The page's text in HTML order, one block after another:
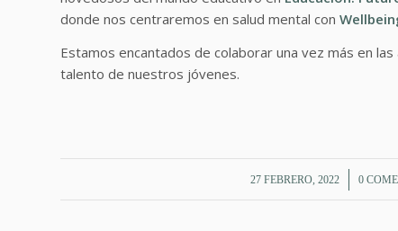
donde nos centraremos en salud mental con
Estamos encantados de colaborar una vez más en
talento de nuestros jóvenes.
27 FEBRERO, 2022
/ 0